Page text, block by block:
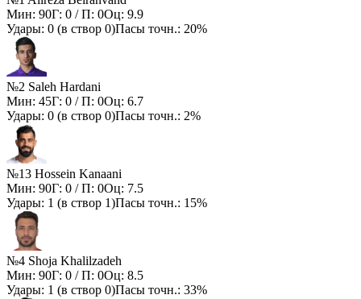
Мин: 90Г: 0 / П: 0Оц: 9.9
Удары: 0 (в створ 0)Пасы точн.: 20%
№2 Saleh Hardani
Мин: 45Г: 0 / П: 0Оц: 6.7
Удары: 0 (в створ 0)Пасы точн.: 2%
№13 Hossein Kanaani
Мин: 90Г: 0 / П: 0Оц: 7.5
Удары: 1 (в створ 1)Пасы точн.: 15%
№4 Shoja Khalilzadeh
Мин: 90Г: 0 / П: 0Оц: 8.5
Удары: 1 (в створ 0)Пасы точн.: 33%